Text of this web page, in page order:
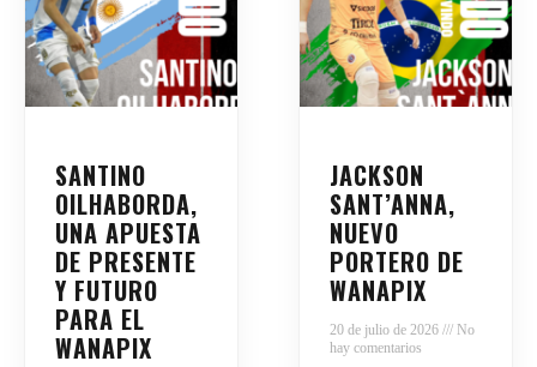
SANTINO
OILHABORDA,
UNA APUESTA
DE PRESENTE
Y FUTURO
PARA EL
WANAPIX
JACKSON
SANT’ANNA,
NUEVO
PORTERO DE
WANAPIX
20 de julio de 2026
No
hay comentarios